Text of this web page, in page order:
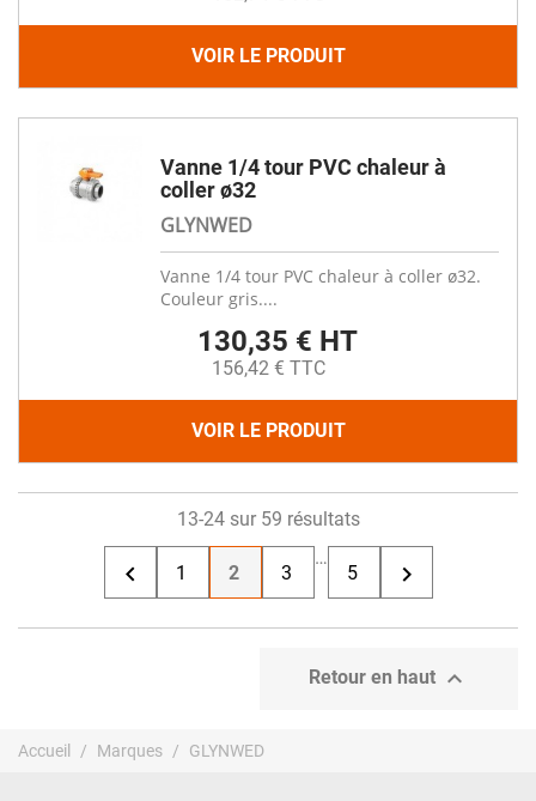
VOIR LE PRODUIT
Vanne 1/4 tour PVC chaleur à
coller ø32
GLYNWED
Vanne 1/4 tour PVC chaleur à coller ø32.
Couleur gris....
130,35 € HT
156,42 € TTC
VOIR LE PRODUIT
13-24 sur 59 résultats
 1 2 3
…
5 
Retour en haut 
Accueil Marques GLYNWED